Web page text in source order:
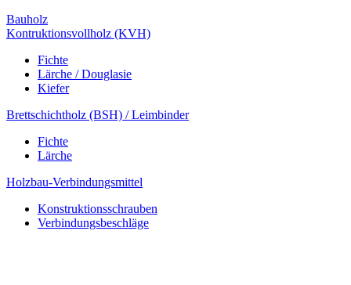
Bauholz
Kontruktionsvollholz (KVH)
Fichte
Lärche / Douglasie
Kiefer
Brettschichtholz (BSH) / Leimbinder
Fichte
Lärche
Holzbau-Verbindungsmittel
Konstruktionsschrauben
Verbindungsbeschläge